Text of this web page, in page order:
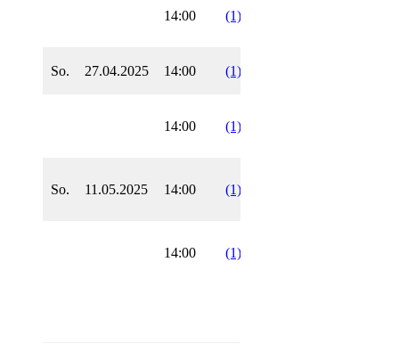
14:00 (1)
So. 27.04.2025 14:00 (1)
14:00 (1)
So. 11.05.2025 14:00 (1)
14:00 (1)